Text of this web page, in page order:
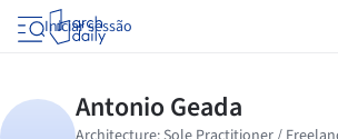
Iniciar sessão